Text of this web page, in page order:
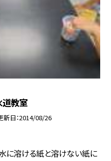
教室
新日 2014/08/26
に溶ける紙と溶けない紙に